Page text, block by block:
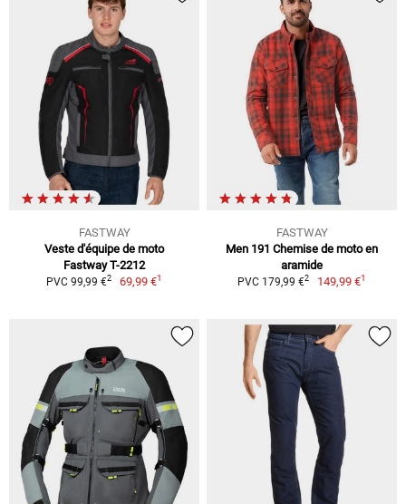
FASTWAY
Veste d'équipe de moto
Fastway T-2212
PVC 99,99 €2 69,99 €1
FASTWAY
Men 191 Chemise de moto en
aramide
PVC 179,99 €2 149,99 €1